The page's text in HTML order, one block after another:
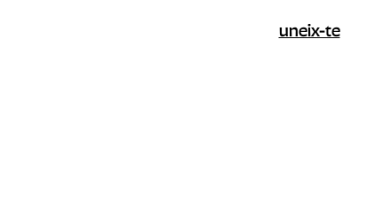
uneix-te